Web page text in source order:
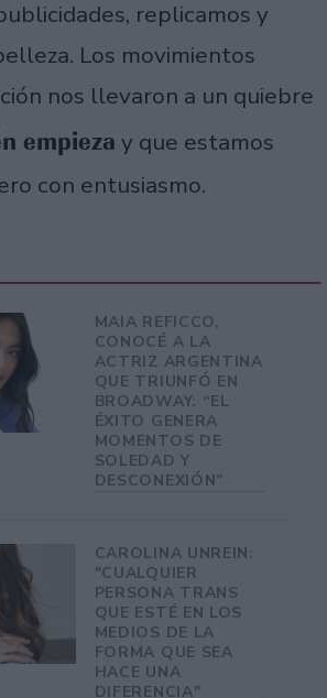
replicamos y
Los movimientos
nos llevaron a un quiebre
empieza y que estamos
con entusiasmo.
MAIA REFICCO,
CONOCÉ A LA
ACTRIZ ARGENTINA
QUE TRIUNFÓ EN
BROADWAY: “EL
ÉXITO GENERA
MOMENTOS DE
SOLEDAD Y
DESCONEXIÓN”
CAROLINA UNREIN:
"CUALQUIER
PERSONA TRANS
QUE ESTÉ EN LOS
MEDIOS DE LA
FORMA QUE SEA
HACE UNA
DIFERENCIA"